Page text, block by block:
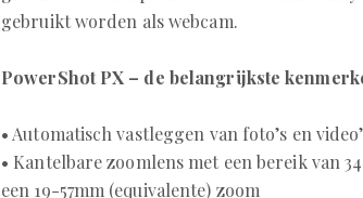
gebruikt worden als webcam.
PowerShot PX – de belangrijkste
• Automatisch vastleggen van foto’s en
• Kantelbare zoomlens met een bereik van
een 19-57mm (equivalente) zoom